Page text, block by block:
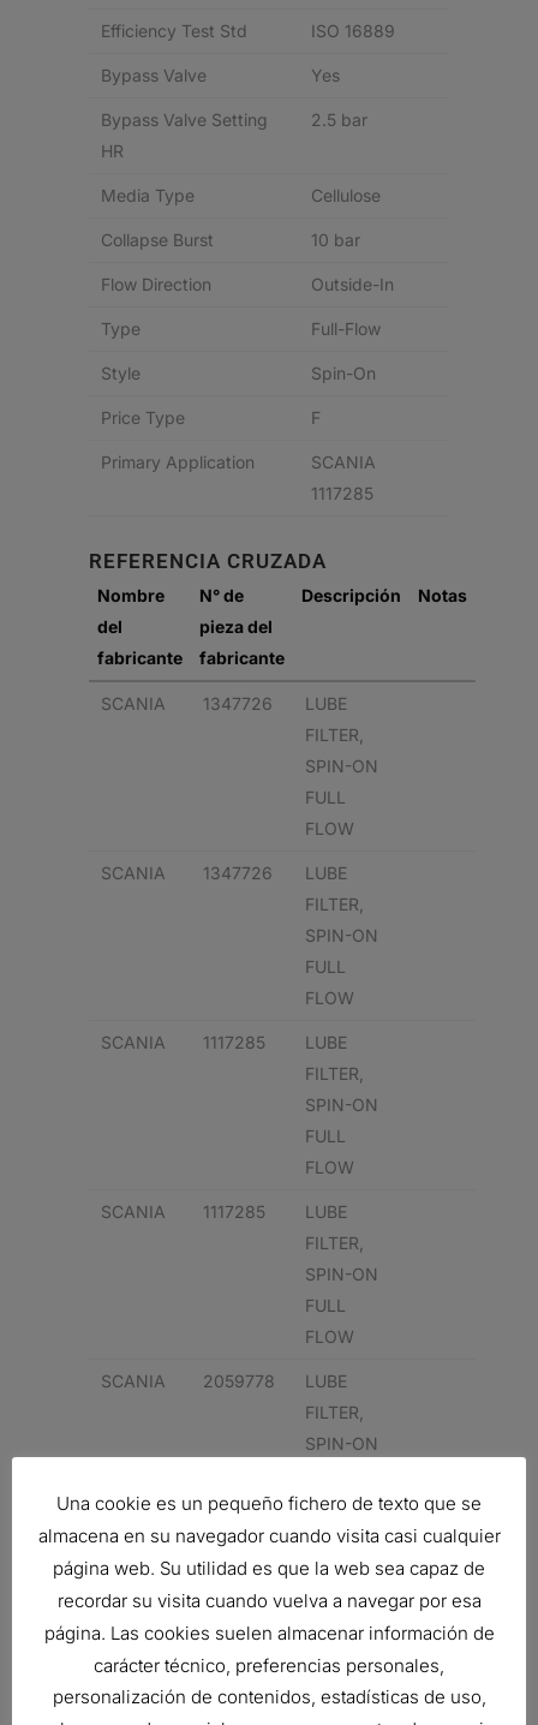
Efficiency Test Std ISO 16889
Bypass Valve Yes
Bypass Valve Setting
HR
2.5 bar
Media Type Cellulose
Collapse Burst 10 bar
Flow Direction Outside-In
Type Full-Flow
Style Spin-On
Price Type F
Primary Application
SCANIA
1117285
REFERENCIA CRUZADA
Nombre
del
fabricante
N° de
pieza del
fabricante
Descripción Notas
SCANIA 1347726
LUBE
FILTER,
SPIN-ON
FULL
FLOW
SCANIA 1347726
LUBE
FILTER,
SPIN-ON
FULL
FLOW
SCANIA 1117285
LUBE
FILTER,
SPIN-ON
FULL
FLOW
SCANIA 1117285
LUBE
FILTER,
SPIN-ON
FULL
FLOW
SCANIA 2059778
LUBE
FILTER,
SPIN-ON
FLOW
Related products
Una cookie es un pequeño fichero de texto que se
almacena en su navegador cuando visita casi cualquier
página web. Su utilidad es que la web sea capaz de
recordar su visita cuando vuelva a navegar por esa
página. Las cookies suelen almacenar información de
carácter técnico, preferencias personales,
personalización de contenidos, estadísticas de uso,